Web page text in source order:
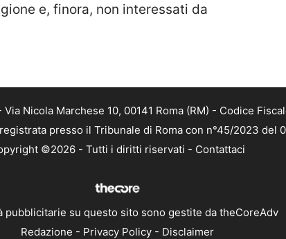
e, finora, non interessati da
Nicola Marchese 10, 00141 Roma (RM) - Codice
presso il Tribunale di Roma con n°45/2023 del
©2026 - Tutti i diritti riservati - Contattaci
pubblicitarie su questo sito sono gestite da theCoreAdv
Redazione - Privacy Policy- Disclaimer